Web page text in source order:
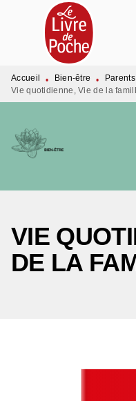
MENU
PIED DE PAGE
Accueil • Bien-être •
Vie quotidienne, Vie de la
VIE
DE LA